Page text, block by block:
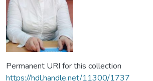
Permanent URI for this collection
https://hdl.handle.net/11300/1737